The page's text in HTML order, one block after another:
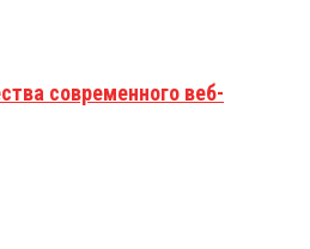
современного веб-